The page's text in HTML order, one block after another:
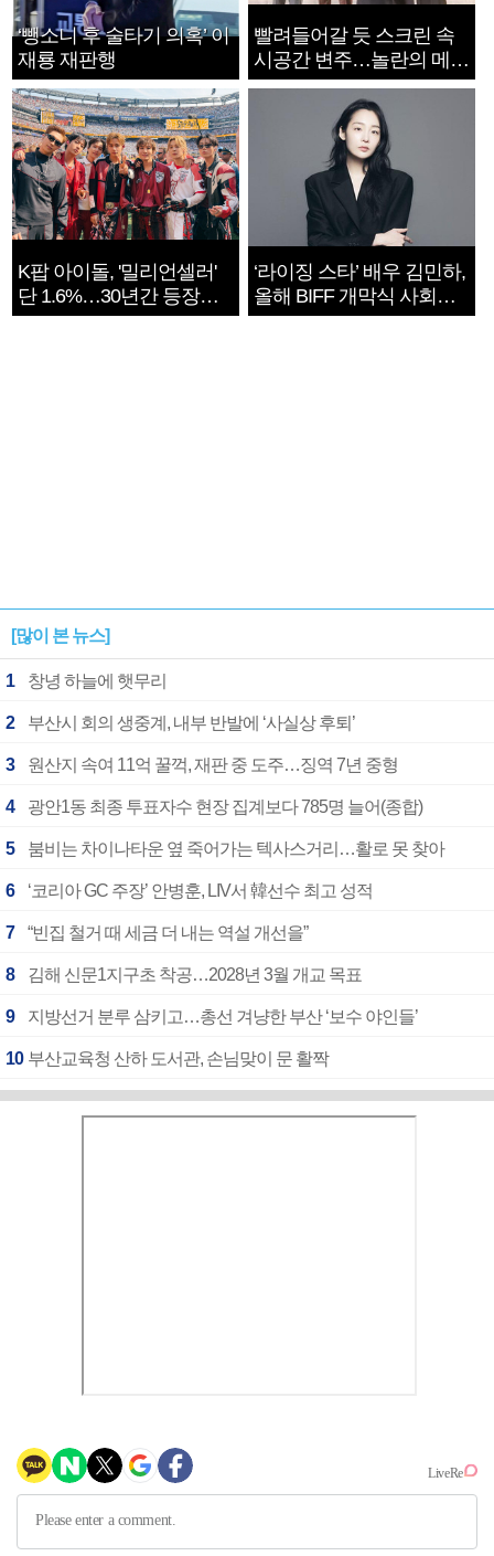
‘뺑소니 후 술타기 의혹’ 이
재룡 재판행
빨려들어갈 듯 스크린 속
시공간 변주…놀란의 메시
지는 ‘전쟁 속죄’
K팝 아이돌, '밀리언셀러'
단 1.6%…30년간 등장
1182개팀 전수조사
‘라이징 스타’ 배우 김민하,
올해 BIFF 개막식 사회자
확정
[많이 본 뉴스]
1 창녕 하늘에 햇무리
2 부산시 회의 생중계, 내부 반발에 ‘사실상 후퇴’
3 원산지 속여 11억 꿀꺽, 재판 중 도주…징역 7년 중형
4 광안1동 최종 투표자수 현장 집계보다 785명 늘어(종합)
5 붐비는 차이나타운 옆 죽어가는 텍사스거리…활로 못 찾아
6 ‘코리아 GC 주장’ 안병훈, LIV서 韓선수 최고 성적
7 “빈집 철거 때 세금 더 내는 역설 개선을”
8 김해 신문1지구초 착공…2028년 3월 개교 목표
9 지방선거 분루 삼키고…총선 겨냥한 부산 ‘보수 야인들’
10 부산교육청 산하 도서관, 손님맞이 문 활짝